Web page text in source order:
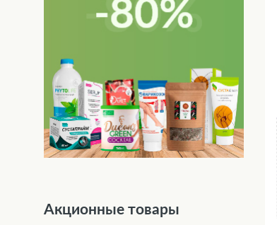
Акционные товары